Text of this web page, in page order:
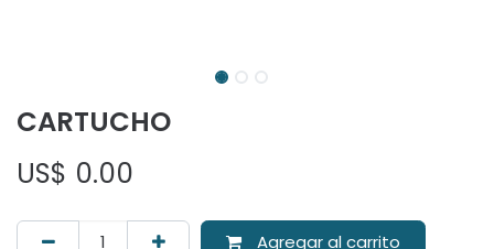
CARTUCHO
US$ 0.00
Agregar al carrito